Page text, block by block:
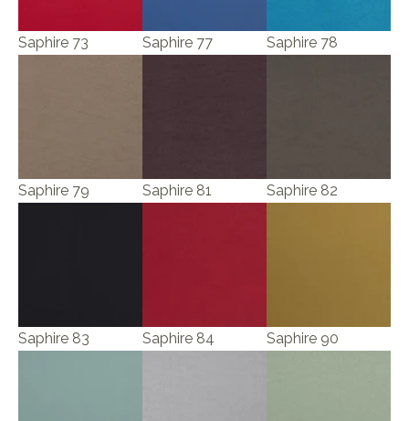
Saphire 73 Saphire 77 Saphire 78
Saphire 79 Saphire 81 Saphire 82
Saphire 83 Saphire 84 Saphire 90